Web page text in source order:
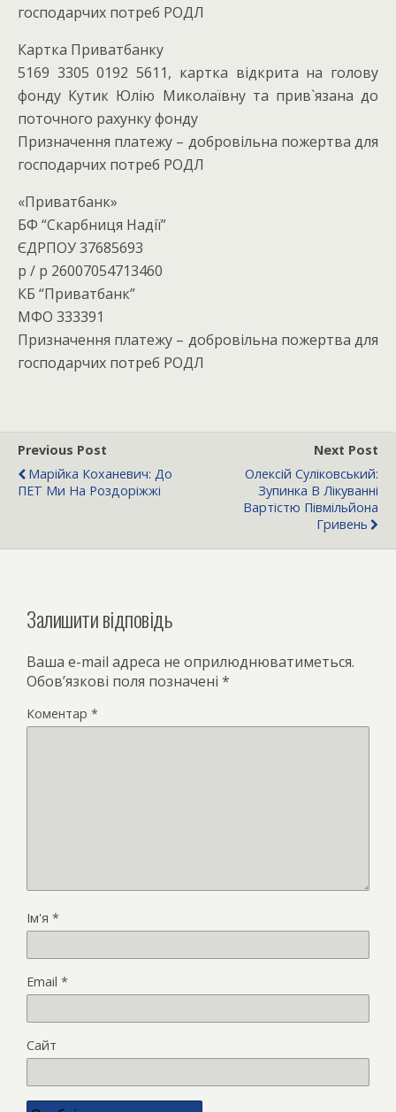
господарчих потреб РОДЛ
Картка Приватбанку
5169 3305 0192 5611, картка відкрита на голову
фонду Кутик Юлію Миколаївну та прив`язана до
поточного рахунку фонду
Призначення платежу – добровільна пожертва для
господарчих потреб РОДЛ
«Приватбанк»
БФ “Скарбниця Надії”
ЄДРПОУ 37685693
р / р 26007054713460
КБ “Приватбанк”
МФО 333391
Призначення платежу – добровільна пожертва для
господарчих потреб РОДЛ
Previous Post
Марійка Коханевич: До
ПЕТ Ми На Роздоріжжі
Next Post
Олексій Суліковський:
Зупинка В Лікуванні
Вартістю Півмільйона
Гривень
Залишити відповідь
Ваша e-mail адреса не оприлюднюватиметься.
Обов’язкові поля позначені *
Коментар *
Ім'я *
Email *
Сайт